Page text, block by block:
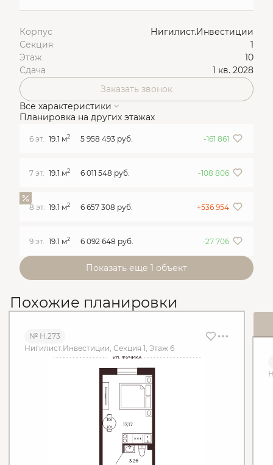
Корпус
Нигилист.Инвестиции
Секция
1
Этаж
10
Сдача
1 кв. 2028
Заказать звонок
Все характеристики
Планировка на других этажах
6 эт. 19.1 м2 5 958 493 руб. -161 861
7 эт. 19.1 м2 6 011 548 руб. -108 806
8 эт. 19.1 м2 6 657 308 руб. +536 954
9 эт. 19.1 м2 6 092 648 руб. -27 706
Показать еще 1 объект
Похожие планировки
№ Н.273
Нигилист.Инвестиции, Секция 1, Этаж 6